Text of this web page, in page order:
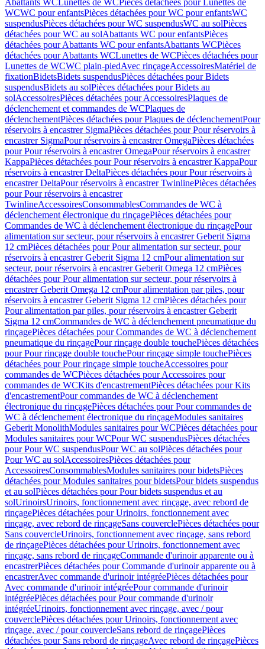
Abattants WCLunettes de WCPièces détachées pour Lunettes de
WCWC pour enfantsPièces détachées pour WC pour enfantsWC
suspendusPièces détachées pour WC suspendusWC au solPièces
détachées pour WC au solAbattants WC pour enfantsPièces
détachées pour Abattants WC pour enfantsAbattants WCPièces
détachées pour Abattants WCLunettes de WCPièces détachées pour
Lunettes de WCWC plain-piedAvec rinçageAccessoiresMatériel de
fixationBidetsBidets suspendusPièces détachées pour Bidets
suspendusBidets au solPièces détachées pour Bidets au
solAccessoiresPièces détachées pour AccessoiresPlaques de
déclenchement et commandes de WCPlaques de
déclenchementPièces détachées pour Plaques de déclenchementPour
réservoirs à encastrer SigmaPièces détachées pour Pour réservoirs à
encastrer SigmaPour réservoirs à encastrer OmegaPièces détachées
pour Pour réservoirs à encastrer OmegaPour réservoirs à encastrer
KappaPièces détachées pour Pour réservoirs à encastrer KappaPour
réservoirs à encastrer DeltaPièces détachées pour Pour réservoirs à
encastrer DeltaPour réservoirs à encastrer TwinlinePièces détachées
pour Pour réservoirs à encastrer
TwinlineAccessoiresConsommablesCommandes de WC à
déclenchement électronique du rinçagePièces détachées pour
Commandes de WC à déclenchement électronique du rinçagePour
alimentation sur secteur, pour réservoirs à encastrer Geberit Sigma
12 cmPièces détachées pour Pour alimentation sur secteur, pour
réservoirs à encastrer Geberit Sigma 12 cmPour alimentation sur
secteur, pour réservoirs à encastrer Geberit Omega 12 cmPièces
détachées pour Pour alimentation sur secteur, pour réservoirs à
encastrer Geberit Omega 12 cmPour alimentation par piles, pour
réservoirs à encastrer Geberit Sigma 12 cmPièces détachées pour
Pour alimentation par piles, pour réservoirs à encastrer Geberit
Sigma 12 cmCommandes de WC à déclenchement pneumatique du
rinçagePièces détachées pour Commandes de WC à déclenchement
pneumatique du rinçagePour rinçage double touchePièces détachées
pour Pour rinçage double touchePour rinçage simple touchePièces
détachées pour Pour rinçage simple toucheAccessoires pour
commandes de WCPièces détachées pour Accessoires pour
commandes de WCKits d'encastrementPièces détachées pour Kits
d'encastrementPour commandes de WC à déclenchement
électronique du rinçagePièces détachées pour Pour commandes de
WC à déclenchement électronique du rinçageModules sanitaires
Geberit MonolithModules sanitaires pour WCPièces détachées pour
Modules sanitaires pour WCPour WC suspendusPièces détachées
pour Pour WC suspendusPour WC au solPièces détachées pour
Pour WC au solAccessoiresPièces détachées pour
AccessoiresConsommablesModules sanitaires pour bidetsPièces
détachées pour Modules sanitaires pour bidetsPour bidets suspendus
et au solPièces détachées pour Pour bidets suspendus et au
solUrinoirsUrinoirs, fonctionnement avec rinçage, avec rebord de
rinçagePièces détachées pour Urinoirs, fonctionnement avec
rinçage, avec rebord de rinçageSans couverclePièces détachées pour
Sans couvercleUrinoirs, fonctionnement avec rinçage, sans rebord
de rinçagePièces détachées pour Urinoirs, fonctionnement avec
rinçage, sans rebord de rinçageCommande d'urinoir apparente ou à
encastrerPièces détachées pour Commande d'urinoir apparente ou à
encastrerAvec commande d'urinoir intégréePièces détachées pour
Avec commande d'urinoir intégréePour commande d'urinoir
intégréePièces détachées pour Pour commande d'urinoir
intégréeUrinoirs, fonctionnement avec rinçage, avec / pour
couverclePièces détachées pour Urinoirs, fonctionnement avec
rinçage, avec / pour couvercleSans rebord de rinçagePièces
détachées pour Sans rebord de rinçageAvec rebord de rinçagePièces